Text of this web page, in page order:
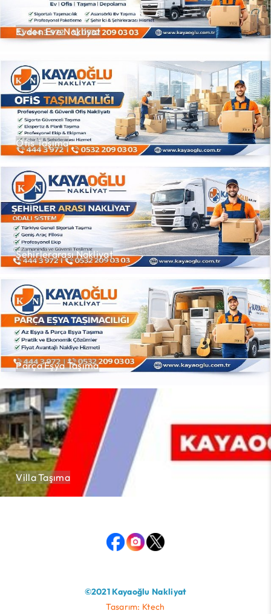
Evden Eve Nakliyat
Ofis Taşıma
Şehirlerarası Nakliyat
Parça Eşya Taşıma
Villa Taşıma
©2021 Kayaoğlu Nakliyat
Tasarım: Ktech